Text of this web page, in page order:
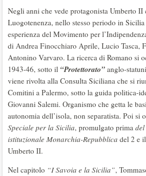
Negli anni che vede protagonista Umberto II
Luogotenenza, nello stesso periodo in
esperienza del Movimento per
di Andrea Finocchiaro Aprile, Lucio Tasca,
Antonino Varvaro. La ricerca di Romano si
1943-46, sotto il “Protettorato” anglo-
viene rivolta alla Consulta Siciliana che si
Comitini a Palermo, sotto la guida politica-
Giovanni Salemi. Organismo che getta le
autonomia dell’isola, non separatista. Poi si
Speciale per la Sicilia, promulgato prima del
istituzionale Monarchia-Repubblica del 2 e
Umberto II.
Nel capitolo “I Savoia e la Sicilia”,